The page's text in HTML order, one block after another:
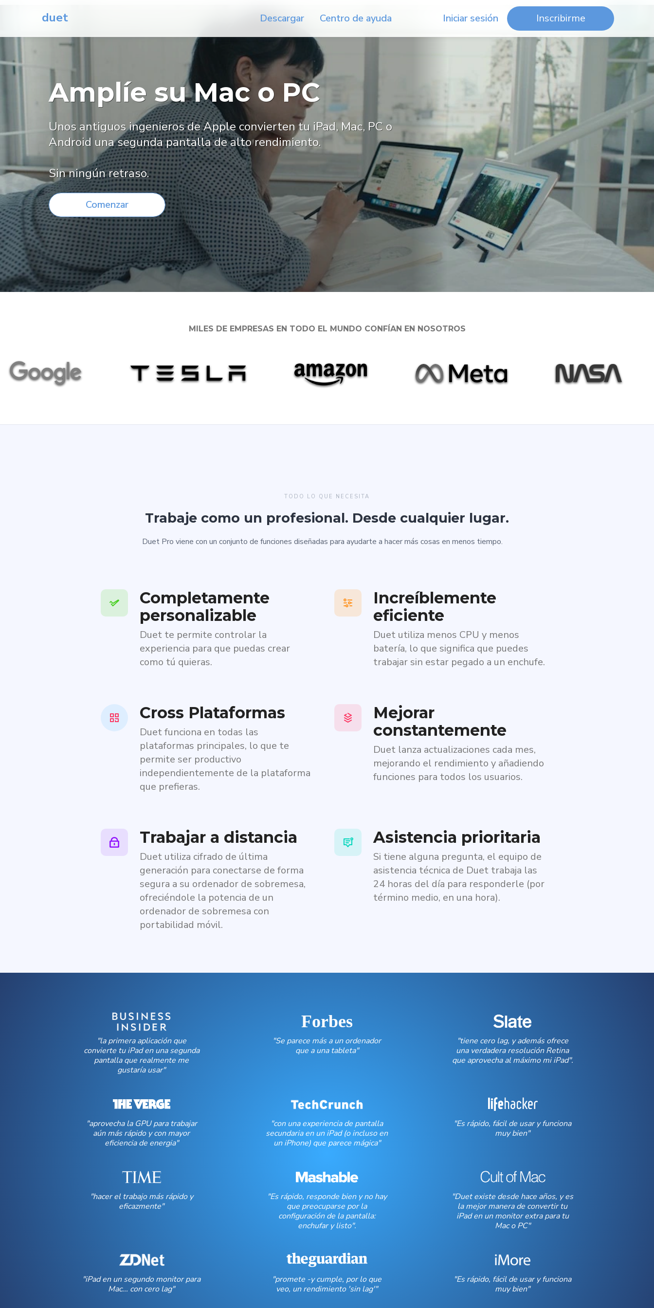
duet Descargar Centro de ayuda Iniciar sesión Inscribirme
Amplíe su Mac o PC
Unos antiguos ingenieros de Apple convierten tu iPad, Mac, PC o
Android una segunda pantalla de alto rendimiento.
Sin ningún retraso.
Comenzar
MILES DE EMPRESAS EN TODO EL MUNDO CONFÍAN EN NOSOTROS
TODO LO QUE NECESITA
Trabaje como un profesional. Desde cualquier lugar.
Duet Pro viene con un conjunto de funciones diseñadas para ayudarte a hacer más cosas en menos tiempo.
Completamente
personalizable
Duet te permite controlar la
experiencia para que puedas crear
como tú quieras.
Increíblemente
eficiente
Duet utiliza menos CPU y menos
batería, lo que significa que puedes
trabajar sin estar pegado a un enchufe.
Cross Plataformas
Duet funciona en todas las
plataformas principales, lo que te
permite ser productivo
independientemente de la plataforma
que prefieras.
Mejorar
constantemente
Duet lanza actualizaciones cada mes,
mejorando el rendimiento y añadiendo
funciones para todos los usuarios.
Trabajar a distancia
Duet utiliza cifrado de última
generación para conectarse de forma
segura a su ordenador de sobremesa,
ofreciéndole la potencia de un
ordenador de sobremesa con
portabilidad móvil.
Asistencia prioritaria
Si tiene alguna pregunta, el equipo de
asistencia técnica de Duet trabaja las
24 horas del día para responderle (por
término medio, en una hora).
"la primera aplicación que
convierte tu iPad en una segunda
pantalla que realmente me
gustaría usar"
Forbes
"Se parece más a un ordenador
que a una tableta"
"tiene cero lag, y además ofrece
una verdadera resolución Retina
que aprovecha al máximo mi iPad".
"aprovecha la GPU para trabajar
aún más rápido y con mayor
eficiencia de energia"
"con una experiencia de pantalla
secundaria en un iPad (o incluso en
un iPhone) que parece mágica"
"Es rápido, fácil de usar y funciona
muy bien"
"hacer el trabajo más rápido y
eficazmente"
"Es rápido, responde bien y no hay
que preocuparse por la
configuración de la pantalla:
enchufar y listo".
"Duet existe desde hace años, y es
la mejor manera de convertir tu
iPad en un monitor extra para tu
Mac o PC"
"iPad en un segundo monitor para
Mac... con cero lag"
"promete -y cumple, por lo que
veo, un rendimiento 'sin lag'"
"Es rápido, fácil de usar y funciona
muy bien"